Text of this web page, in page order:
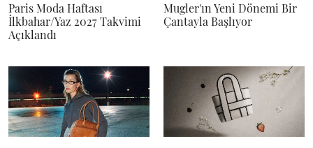
Paris Moda Haftası
İlkbahar/Yaz 2027 Takvimi
Açıklandı
Mugler'ın Yeni Dönemi Bir
Çantayla Başlıyor